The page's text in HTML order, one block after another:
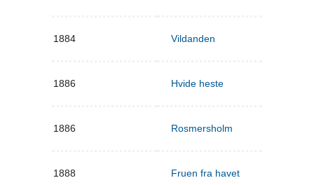
1884 Vildanden
1886 Hvide heste
1886 Rosmersholm
1888 Fruen fra havet